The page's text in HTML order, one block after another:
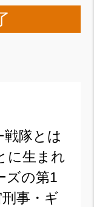
隊とは
に生まれ
ズの第1
事・ギ